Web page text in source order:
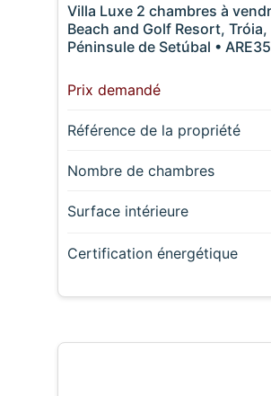
Villa Luxe 2 chambres à
Beach and Golf Resort,
Péninsule de Setúbal •
Prix demandé
Référence de la propriété
Nombre de chambres
Surface intérieure
Certification énergétique